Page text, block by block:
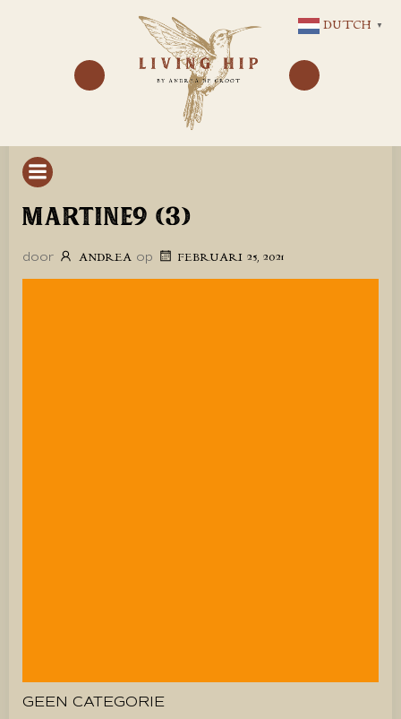
NAAR
DE
INHOUD
MARTINE9 (3)
door ANDREA op FEBRUARI 25, 2021
GEEN CATEGORIE
DUTCH ▼